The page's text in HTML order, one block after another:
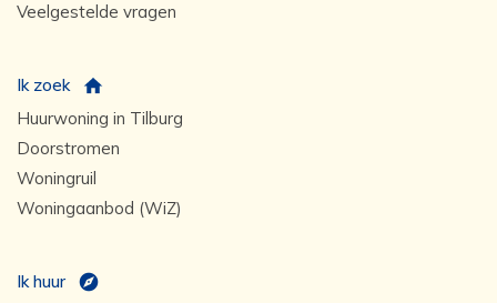
Veelgestelde vragen
Ik zoek
Huurwoning in Tilburg
Doorstromen
Woningruil
Woningaanbod (WiZ)
Ik huur